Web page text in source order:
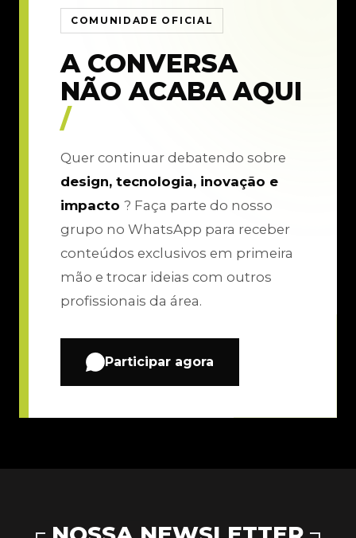
COMUNIDADE OFICIAL
A CONVERSA
NÃO ACABA AQUI
/
Quer continuar debatendo sobre
design, tecnologia, inovação e
impacto ? Faça parte do nosso
grupo no WhatsApp para receber
conteúdos exclusivos em primeira
mão e trocar ideias com outros
profissionais da área.
Participar agora